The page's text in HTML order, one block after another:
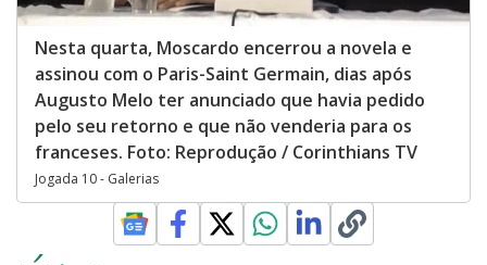
Nesta quarta, Moscardo encerrou a novela e
assinou com o Paris-Saint Germain, dias após
Augusto Melo ter anunciado que havia pedido
pelo seu retorno e que não venderia para os
franceses. Foto: Reprodução / Corinthians TV
Jogada 10 - Galerias